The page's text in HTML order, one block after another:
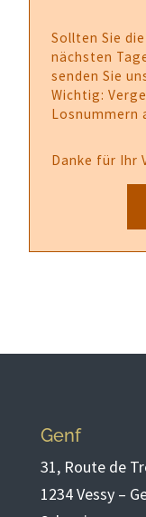
Sollten Sie
nächsten
senden Sie
Wichtig:
Losnummern
Danke für Ihr
Genf
31, Route de
1234 Vessy –